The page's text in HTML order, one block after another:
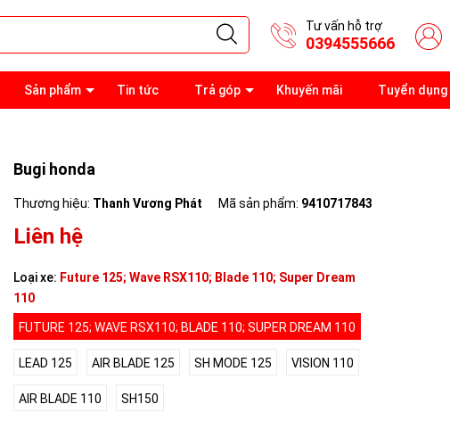
Tư vấn hỗ trợ
0394555666
Sản phẩm Tin tức Trả góp Khuyến mãi Tuyển dụng
Bugi honda
Thương hiệu: Thanh Vương Phát Mã sản phẩm: 9410717843
Liên hệ
Loại xe: Future 125; Wave RSX110; Blade 110; Super Dream
110
FUTURE 125; WAVE RSX110; BLADE 110; SUPER DREAM 110
LEAD 125 AIR BLADE 125 SH MODE 125 VISION 110
AIR BLADE 110 SH150